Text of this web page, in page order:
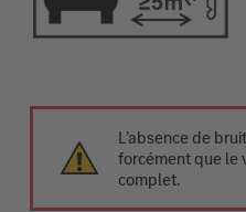
L’absence de
forcément que le
complet.